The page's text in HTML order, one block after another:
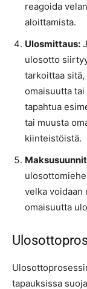
reagoida
aloittamista.
Ulosmittaus:
ulosotto
tarkoittaa
omaisuutta tai
tapahtua
tai muusta
kiinteistöistä.
velka voidaan
omaisuutta
tapauksissa